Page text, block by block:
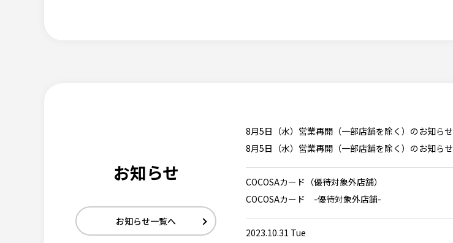
お知らせ
お知らせ一覧へ
8月5日（水）営業再開（一部店舗を除く）のお知らせ
8月5日（水）営業再開（一部店舗を除く）のお知らせ
COCOSAカード（優待対象外店舗）
COCOSAカード -優待対象外店舗-
2023.10.31 Tue